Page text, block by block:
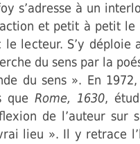
s’adresse à un
et petit à petit
lecteur. S’y déploie
du sens par la
du sens ». En
que Rome, 1630,
de l’auteur sur
lieu ». Il y retrace